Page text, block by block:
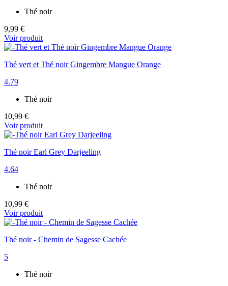
Thé noir
9,99 €
Voir produit
Thé vert et Thé noir Gingembre Mangue Orange
4.79
Thé noir
10,99 €
Voir produit
Thé noir Earl Grey Darjeeling
4.64
Thé noir
10,99 €
Voir produit
Thé noir - Chemin de Sagesse Cachée
5
Thé noir